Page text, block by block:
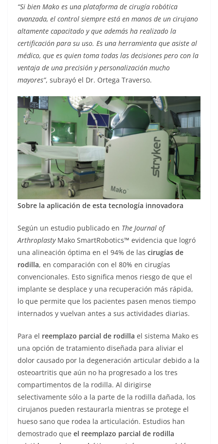
“Si bien Mako es una plataforma de cirugía robótica
avanzada, el control siempre está en manos de un cirujano
altamente capacitado y que además ha realizado la
certificación para su uso. Es una herramienta que asiste al
médico, que es quien toma todas las decisiones pero con la
ventaja de una precisión y personalización mucho
mayores”, subrayó el Dr. Ortega Traverso.
Sobre la aplicación de esta tecnología innovadora
Según un estudio publicado en The Journal of
ArthroplastyMako SmartRobotics™ evidencia que logró
una alineación óptima en el 94% de las cirugías de
rodilla, en comparación con el 80% en cirugías
convencionales. Esto significa menos riesgo de que el
implante se desplace y una recuperación más rápida,
lo que permite que los pacientes pasen menos tiempo
internados y vuelvan antes a sus actividades diarias.
Para el reemplazo parcial de rodilla el sistema Mako es
una opción de tratamiento diseñada para aliviar el
dolor causado por la degeneración articular debido a la
osteoartritis que aún no ha progresado a los tres
compartimentos de la rodilla. Al dirigirse
selectivamente sólo a la parte de la rodilla dañada, los
cirujanos pueden restaurarla mientras se protege el
hueso sano que rodea la articulación. Estudios han
demostrado que el reemplazo parcial de rodilla